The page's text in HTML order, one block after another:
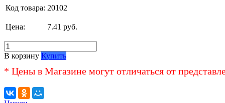
Код товара: 20102
Цена: 7.41 руб.
В корзину Купить
* Цены в Магазине могут отличаться от